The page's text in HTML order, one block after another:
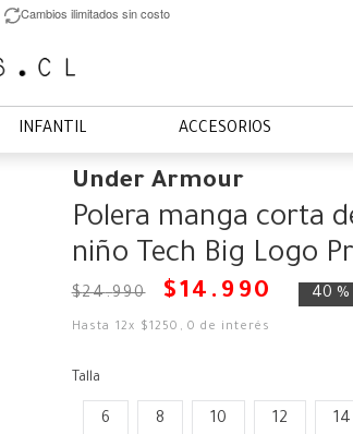
Cambios ilimitados sin costo
INFANTIL ACCESORIOS
Under Armour
Polera manga corta
niño Tech Big Logo
$24.990 $14 . 990 40 %
Hasta 12x $1250 ,0 de interés
Talla
6 8 10 12 14